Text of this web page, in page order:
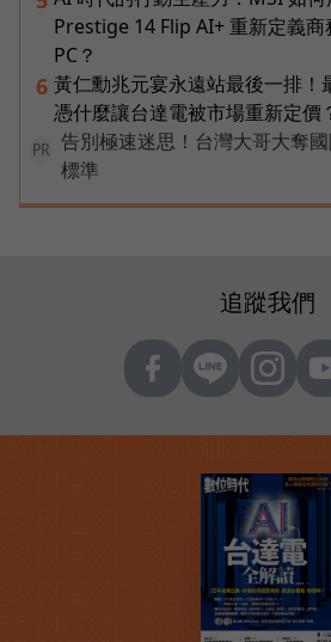
Prestige 14 Flip AI+ 重新定義
PC？
6 黃仁勳兆元宴永遠站最後一排！
憑什麼讓台達電被市場重新定價
PR
告別極速迷思！台灣大哥大奪
標準
追蹤我們